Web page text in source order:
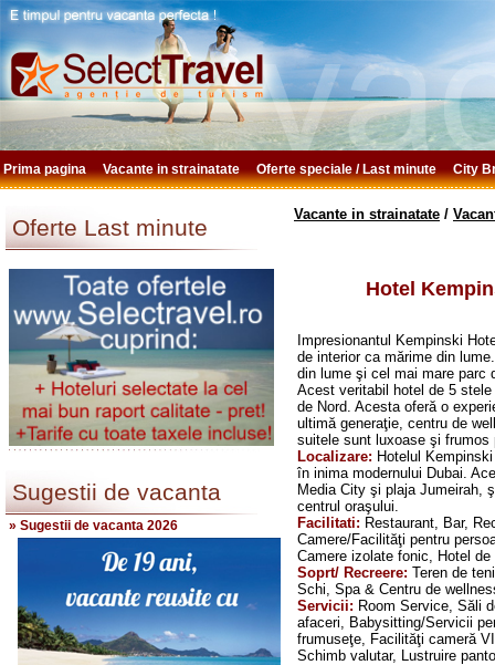
Prima pagina Vacante in strainatate Oferte speciale / Last minute City
Oferte Last minute
Sugestii de vacanta
» Sugestii de vacanta 2026
Vacante in strainatate /
Hotel
Impresionantul Kempinski
de interior ca mărime din
din lume şi cel mai mare parc
Acest veritabil hotel de 5
de Nord. Acesta oferă o
ultimă generaţie, centru de
suitele sunt luxoase şi
Localizare: Hotelul
în inima modernului Dubai.
Media City şi plaja Jumeirah,
centrul oraşului.
Facilitati: Restaurant, Bar,
Camere/Facilităţi pentru
Camere izolate fonic, Hotel
Soprt/ Recreere: Teren de
Schi, Spa & Centru de
Servicii: Room Service, Săli
afaceri, Babysitting/Servicii
frumuseţe, Facilităţi cameră
Schimb valutar, Lustruire